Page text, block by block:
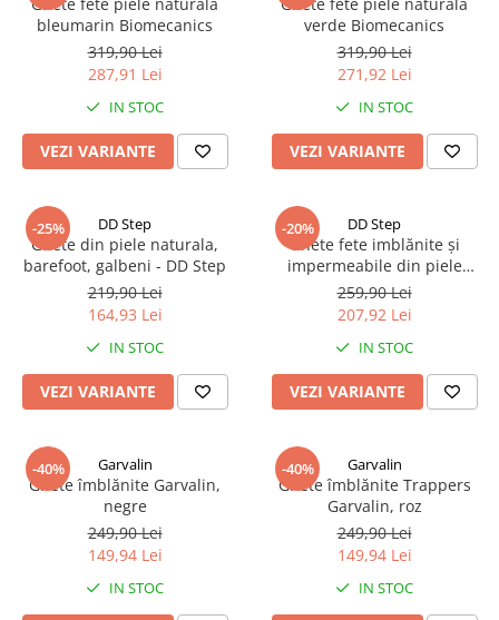
bleumarin Biomecanics
319,90 Lei
287,91 Lei
IN STOC
VEZI VARIANTE
verde Biomecanics
319,90 Lei
271,92 Lei
IN STOC
VEZI VARIANTE
-25% DD Step
Ghete din piele naturala,
barefoot, galbeni - DD Step
219,90 Lei
164,93 Lei
IN STOC
VEZI VARIANTE
-20% DD Step
Ghete fete imblănite și
impermeabile din piele
naturală barefoot - DD step
259,90 Lei
207,92 Lei
IN STOC
VEZI VARIANTE
-40% Garvalin
Ghete îmblănite Garvalin,
negre
249,90 Lei
149,94 Lei
IN STOC
-40% Garvalin
Ghete îmblănite Trappers
Garvalin, roz
249,90 Lei
149,94 Lei
IN STOC